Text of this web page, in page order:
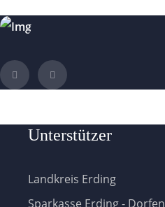
Unterstützer
Landkreis Erding
Sparkasse Erding - Dorfen